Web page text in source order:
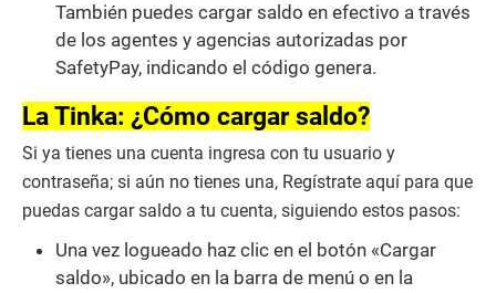
También puedes cargar saldo en efectivo a través
de los agentes y agencias autorizadas por
SafetyPay, indicando el código genera.
La Tinka: ¿Cómo cargar saldo?
Si ya tienes una cuenta ingresa con tu usuario y
contraseña; si aún no tienes una, Regístrate aquí para que
puedas cargar saldo a tu cuenta, siguiendo estos pasos:
Una vez logueado haz clic en el botón «Cargar
saldo», ubicado en la barra de menú o en la